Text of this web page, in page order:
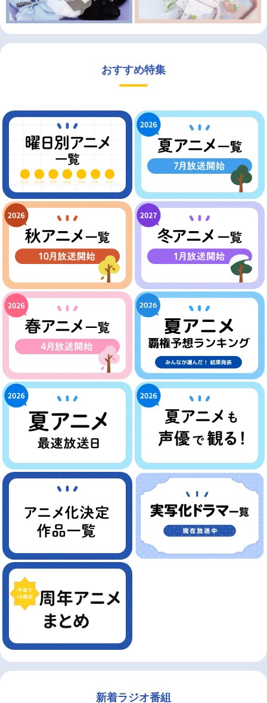
おすすめ特集
新着ラジオ番組